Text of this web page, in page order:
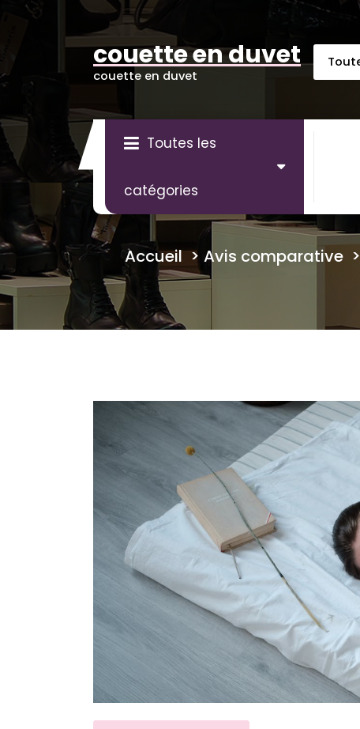
Aller
couette en duvet
couette en duvet
Toutes les
catégories
Accueil> Avis comparative>